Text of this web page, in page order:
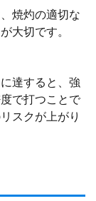
焼灼の適切な
大切です。
達すると、強
で打つことで
スクが上がり